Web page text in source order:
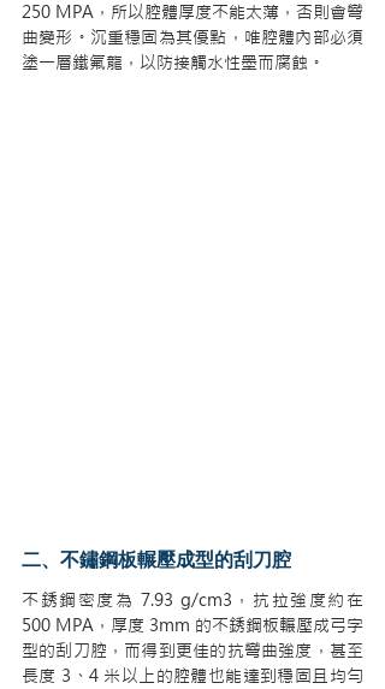
250 MPA，所以腔體厚度不能太薄，否則會彎
曲變形。沉重穩固為其優點，唯腔體內部必須
塗一層鐵氟龍，以防接觸水性墨而腐蝕。
二、不鏽鋼板輾壓成型的刮刀腔
不銹鋼密度為 7.93 g/cm3，抗拉強度約在
500 MPA，厚度 3mm 的不銹鋼板輾壓成弓字
型的刮刀腔，而得到更佳的抗彎曲強度，甚至
長度 3、4 米以上的腔體也能達到穩固且均勻